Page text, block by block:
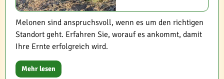
Melonen sind anspruchsvoll, wenn es um den richtigen
Standort geht. Erfahren Sie, worauf es ankommt, damit
Ihre Ernte erfolgreich wird.
Mehr lesen